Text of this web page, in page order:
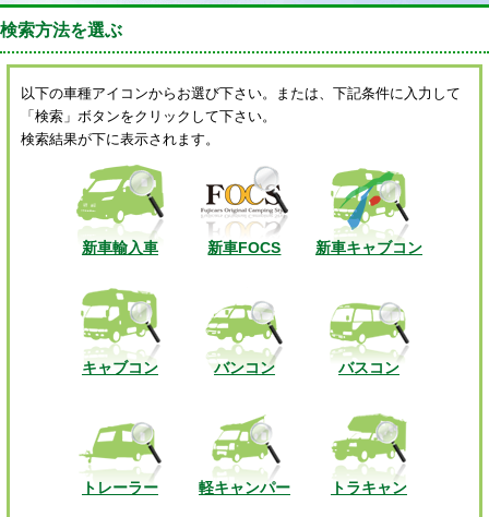
検索方法を選ぶ
以下の車種アイコンからお選び下さい。または、下記条件に入力して
「検索」ボタンをクリックして下さい。
検索結果が下に表示されます。
新車輸入車 新車FOCS 新車キャブコン
キャブコン バンコン バスコン
トレーラー 軽キャンパー トラキャン